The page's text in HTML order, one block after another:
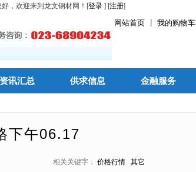
好，欢迎来到龙文钢材网！[登录 ] [注册]
网站首页 我的购物车
资讯汇总 供求信息 金融服务
下午06.17
相关关键字： 价格行情 其它